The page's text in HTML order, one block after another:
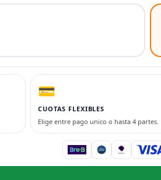
💳
CUOTAS FLEXIBLES
Elige entre pago unico o hasta 4 partes.